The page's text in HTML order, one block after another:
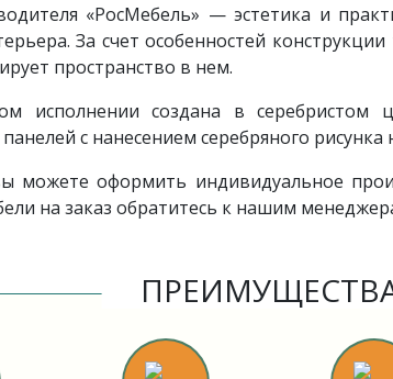
«РосМебель» — эстетика и
За счет особенностей
пространство в нем.
исполнении создана в серебристом
с нанесением серебряного рисунка
можете оформить индивидуальное
на заказ обратитесь к нашим